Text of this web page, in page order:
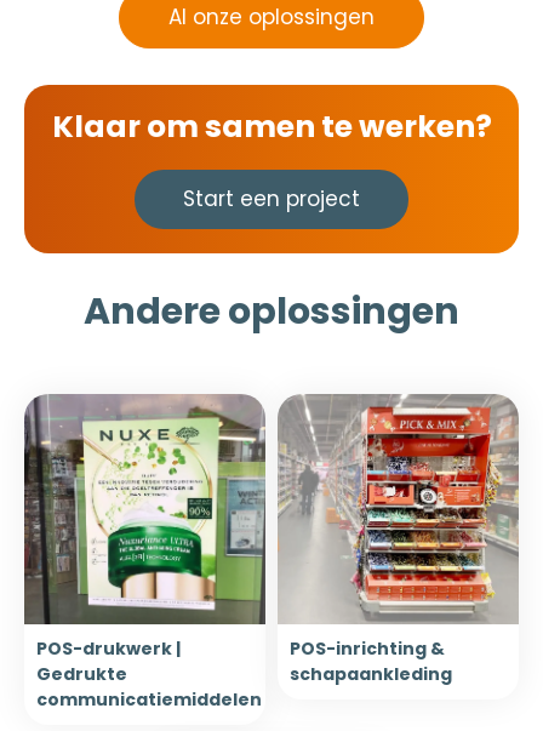
Al onze oplossingen
Klaar om samen te werken?
Start een project
Andere oplossingen
POS-drukwerk |
Gedrukte
communicatiemiddelen
POS-inrichting &
schapaankleding